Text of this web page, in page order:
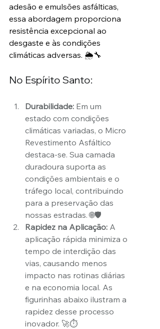
adesão e emulsões asfálticas,
essa abordagem proporciona
resistência excepcional ao
desgaste e às condições
climáticas adversas. 🌦️🔧
No Espírito Santo:
Durabilidade: Em um
estado com condições
climáticas variadas, o Micro
Revestimento Asfáltico
destaca-se. Sua camada
duradoura suporta as
condições ambientais e o
tráfego local, contribuindo
para a preservação das
nossas estradas. 🌐🛡️
Rapidez na Aplicação: A
aplicação rápida minimiza o
tempo de interdição das
vias, causando menos
impacto nas rotinas diárias
e na economia local. As
figurinhas abaixo ilustram a
rapidez desse processo
inovador. 🚀⏱️